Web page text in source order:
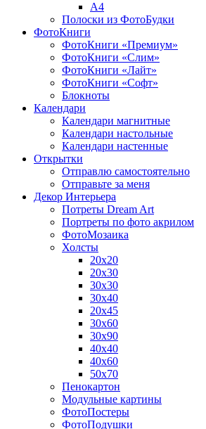
A4
Полоски из ФотоБудки
ФотоКниги
ФотоКниги «Премиум»
ФотоКниги «Слим»
ФотоКниги «Лайт»
ФотоКниги «Софт»
Блокноты
Календари
Календари магнитные
Календари настольные
Календари настенные
Открытки
Отправлю самостоятельно
Отправьте за меня
Декор Интерьера
Потреты Dream Art
Портреты по фото акрилом
ФотоМозаика
Холсты
20х20
20х30
30х30
30х40
20х45
30х60
30х90
40х40
40х60
50х70
Пенокартон
Модульные картины
ФотоПостеры
ФотоПодушки